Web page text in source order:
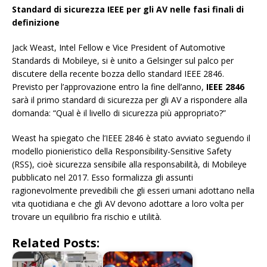
Standard di sicurezza IEEE per gli AV nelle fasi finali di
definizione
Jack Weast, Intel Fellow e Vice President of Automotive
Standards di Mobileye, si è unito a Gelsinger sul palco per
discutere della recente bozza dello standard IEEE 2846.
Previsto per l’approvazione entro la fine dell’anno, IEEE 2846
sarà il primo standard di sicurezza per gli AV a rispondere alla
domanda: “Qual è il livello di sicurezza più appropriato?”
Weast ha spiegato che l’IEEE 2846 è stato avviato seguendo il
modello pionieristico della Responsibility-Sensitive Safety
(RSS), cioè sicurezza sensibile alla responsabilità, di Mobileye
pubblicato nel 2017. Esso formalizza gli assunti
ragionevolmente prevedibili che gli esseri umani adottano nella
vita quotidiana e che gli AV devono adottare a loro volta per
trovare un equilibrio fra rischio e utilità.
Related Posts: